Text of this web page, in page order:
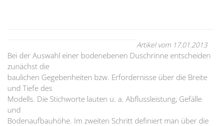
Artikel vom 17.01.2013
Bei der Auswahl einer bodenebenen Duschrinne entscheiden
zunächst die
baulichen Gegebenheiten bzw. Erfordernisse über die Breite
und Tiefe des
Modells. Die Stichworte lauten u. a. Abflussleistung, Gefälle
und
Bodenaufbauhöhe. Im zweiten Schritt definiert man über die